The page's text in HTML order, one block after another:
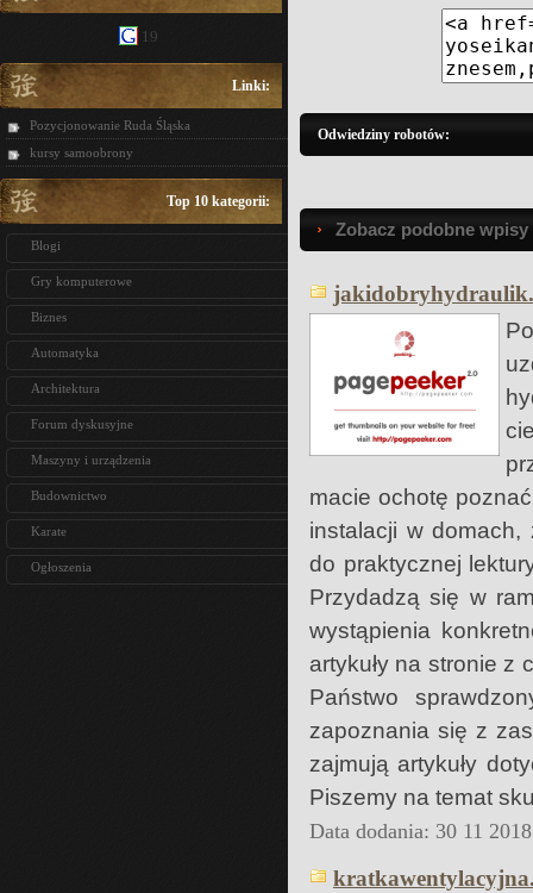
19
Linki:
Pozycjonowanie Ruda Śląska
kursy samoobrony
Top 10 kategorii:
Blogi
Gry komputerowe
Biznes
Automatyka
Architektura
Forum dyskusyjne
Maszyny i urządzenia
Budownictwo
Karate
Ogłoszenia
Odwiedziny robotów:
Zobacz podobne
macie ochotę
instalacji w domach,
do praktycznej
Przydadzą się w
wystąpienia
artykuły na stronie z
Państwo
zapoznania się z
zajmują artykuły
Piszemy na temat
Data dodania: 30 11